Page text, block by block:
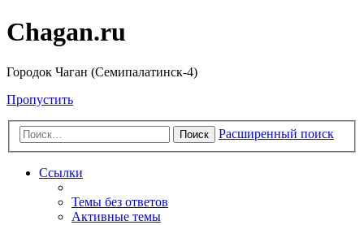
Chagan.ru
Городок Чаган (Семипалатинск-4)
Пропустить
Поиск Расширенный поиск
Ссылки
Темы без ответов
Активные темы